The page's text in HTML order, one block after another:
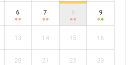
6 7 8 9
13 14 15 16
20 21 22 23